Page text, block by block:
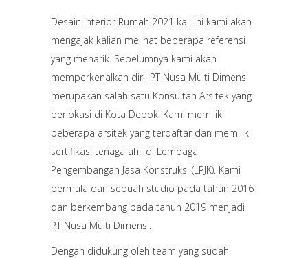
Desain Interior Rumah 2021 kali ini kami akan
mengajak kalian melihat beberapa referensi
yang menarik. Sebelumnya kami akan
memperkenalkan diri, PT Nusa Multi Dimensi
merupakan salah satu Konsultan Arsitek yang
berlokasi di Kota Depok. Kami memiliki
beberapa arsitek yang terdaftar dan memiliki
sertifikasi tenaga ahli di Lembaga
Pengembangan Jasa Konstruksi (LPJK). Kami
bermula dari sebuah studio pada tahun 2016
dan berkembang pada tahun 2019 menjadi
PT Nusa Multi Dimensi.
Dengan didukung oleh team yang sudah